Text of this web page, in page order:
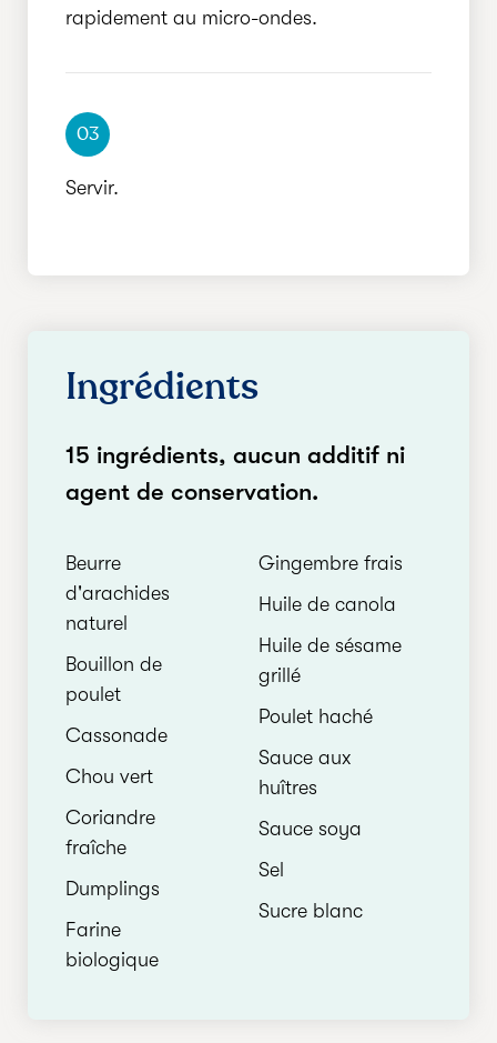
rapidement au micro-ondes.
03
Servir.
Ingrédients
15 ingrédients, aucun additif ni
agent de conservation.
Beurre
d'arachides
naturel
Bouillon de
poulet
Cassonade
Chou vert
Coriandre
fraîche
Dumplings
Farine
biologique
Gingembre frais
Huile de canola
Huile de sésame
grillé
Poulet haché
Sauce aux
huîtres
Sauce soya
Sel
Sucre blanc